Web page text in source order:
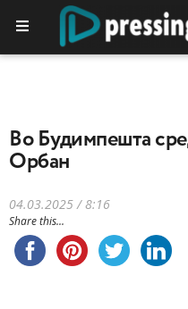
Во Будимпешта
Орбан
04.03.2025 / 8:16
Share this...